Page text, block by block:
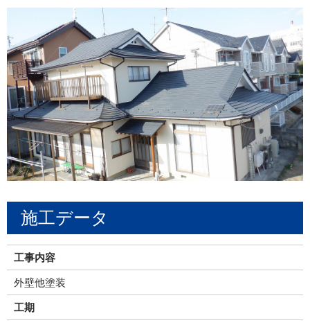
施工データ
工事内容
外壁他塗装
工期